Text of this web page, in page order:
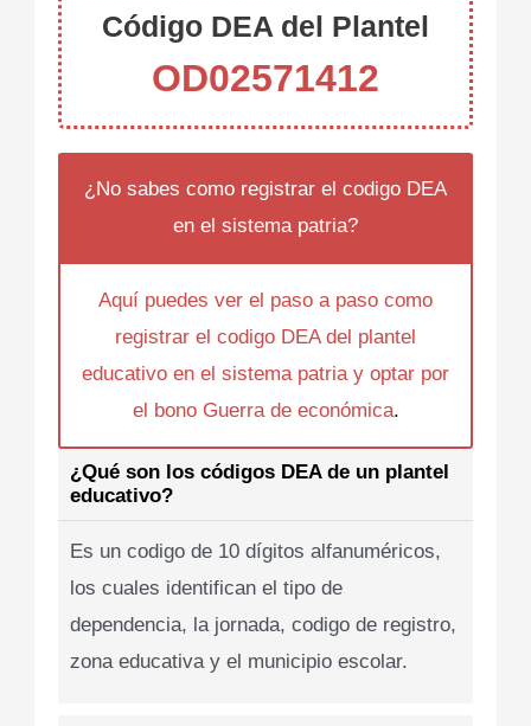
Código DEA del Plantel
OD02571412
¿No sabes como registrar el codigo DEA
en el sistema patria?
Aquí puedes ver el paso a paso como
registrar el codigo DEA del plantel
educativo en el sistema patria y optar por
el bono Guerra de económica.
¿Qué son los códigos DEA de un plantel
educativo?
Es un codigo de 10 dígitos alfanuméricos,
los cuales identifican el tipo de
dependencia, la jornada, codigo de registro,
zona educativa y el municipio escolar.